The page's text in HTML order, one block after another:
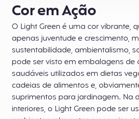
Cor em Ação
O Light Green é uma cor vibrante,
apenas juventude e crescimento,
sustentabilidade, ambientalismo,
pode ser visto em embalagens de
saudáveis utilizados em dietas
cadeias de alimentos e,
suprimentos para jardinagem. Na
interiores, o Light Green pode ser